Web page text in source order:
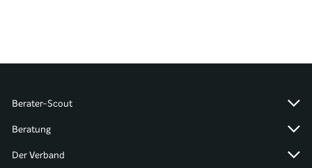
Berater-Scout
Beratung
Der Verband